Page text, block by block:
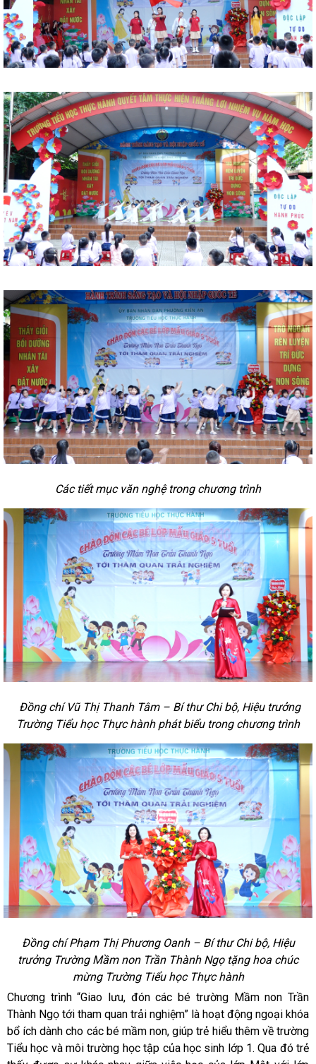
Các tiết mục văn nghệ trong chương trình
Đồng chí Vũ Thị Thanh Tâm – Bí thư Chi bộ, Hiệu trưởng
Trường Tiểu học Thực hành phát biểu trong chương trình
Đồng chí Phạm Thị Phương Oanh – Bí thư Chi bộ, Hiệu
trưởng Trường Mầm non Trần Thành Ngọ tặng hoa chúc
mừng Trường Tiểu học Thực hành
Chương trình “Giao lưu, đón các bé trường Mầm non Trần
Thành Ngọ tới tham quan trải nghiệm” là hoạt động ngoại khóa
bổ ích dành cho các bé mầm non, giúp trẻ hiểu thêm về trường
Tiểu học và môi trường học tập của học sinh lớp 1. Qua đó trẻ